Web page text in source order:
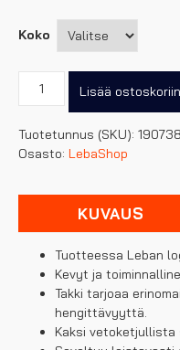
Koko
tuulitakki,
määrä
Lisää ostoskoriin
Tuotetunnus (SKU):
Osasto: LebaShop
KUVAUS
Tuotteessa Leban
Kevyt ja
Takki tarjoaa
hengittävyyttä.
Kaksi vetoketjullista